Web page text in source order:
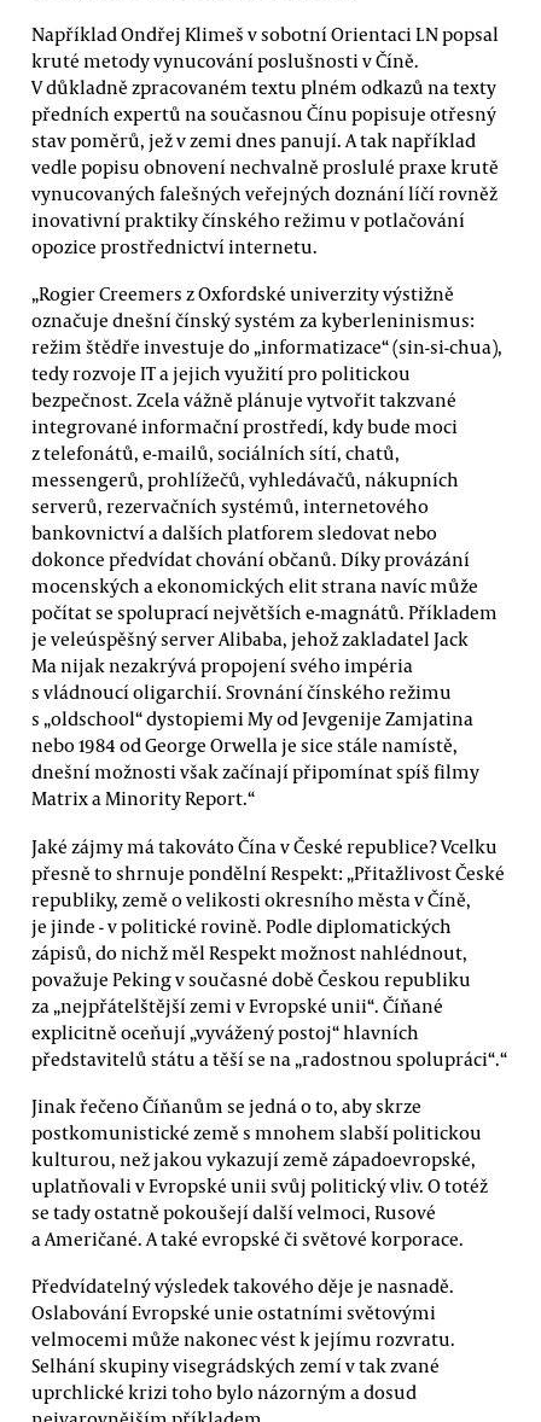
Například Ondřej Klimeš v sobotní Orientaci LN popsal
kruté metody vynucování poslušnosti v Číně.
V důkladně zpracovaném textu plném odkazů na texty
předních expertů na současnou Čínu popisuje otřesný
stav poměrů, jež v zemi dnes panují. A tak například
vedle popisu obnovení nechvalně proslulé praxe krutě
vynucovaných falešných veřejných doznání líčí rovněž
inovativní praktiky čínského režimu v potlačování
opozice prostřednictví internetu.
„Rogier Creemers z Oxfordské univerzity výstižně
označuje dnešní čínský systém za kyberleninismus:
režim štědře investuje do „informatizace“ (sin-si-chua),
tedy rozvoje IT a jejich využití pro politickou
bezpečnost. Zcela vážně plánuje vytvořit takzvané
integrované informační prostředí, kdy bude moci
z telefonátů, e-mailů, sociálních sítí, chatů,
messengerů, prohlížečů, vyhledávačů, nákupních
serverů, rezervačních systémů, internetového
bankovnictví a dalších platforem sledovat nebo
dokonce předvídat chování občanů. Díky provázání
mocenských a ekonomických elit strana navíc může
počítat se spoluprací největších e-magnátů. Příkladem
je veleúspěšný server Alibaba, jehož zakladatel Jack
Ma nijak nezakrývá propojení svého impéria
s vládnoucí oligarchií. Srovnání čínského režimu
s „oldschool“ dystopiemi My od Jevgenije Zamjatina
nebo 1984 od George Orwella je sice stále namístě,
dnešní možnosti však začínají připomínat spíš filmy
Matrix a Minority Report.“
Jaké zájmy má takováto Čína v České republice? Vcelku
přesně to shrnuje pondělní Respekt: „Přitažlivost České
republiky, země o velikosti okresního města v Číně,
je jinde - v politické rovině. Podle diplomatických
zápisů, do nichž měl Respekt možnost nahlédnout,
považuje Peking v současné době Českou republiku
za „nejpřátelštější zemi v Evropské unii“. Číňané
explicitně oceňují „vyvážený postoj“ hlavních
představitelů státu a těší se na „radostnou spolupráci“.“
Jinak řečeno Číňanům se jedná o to, aby skrze
postkomunistické země s mnohem slabší politickou
kulturou, než jakou vykazují země západoevropské,
uplatňovali v Evropské unii svůj politický vliv. O totéž
se tady ostatně pokoušejí další velmoci, Rusové
a Američané. A také evropské či světové korporace.
Předvídatelný výsledek takového děje je nasnadě.
Oslabování Evropské unie ostatními světovými
velmocemi může nakonec vést k jejímu rozvratu.
Selhání skupiny visegrádských zemí v tak zvané
uprchlické krizi toho bylo názorným a dosud